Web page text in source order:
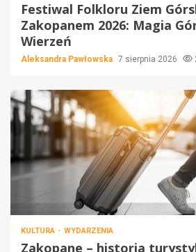
Festiwal Folkloru Ziem
Zakopanem 2026: Magia
Wierzeń
Aleksandra Pawłowska 7 sierpnia 2026
KULTURA WYDARZENIA
Zakopane – historia